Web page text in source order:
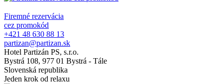
Firemné rezervácia
cez promokód
+421 48 630 88 13
partizan@partizan.sk
Hotel Partizán PS, s.r.o.
Bystrá 108, 977 01 Bystrá - Tále
Slovenská republika
Jeden krok od relaxu